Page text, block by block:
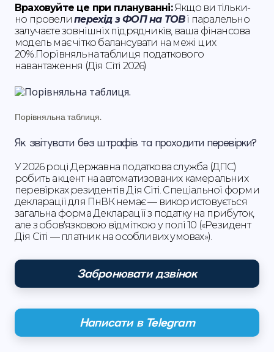
Враховуйте це при плануванні:Якщо ви тільки-
но провелиперехід з ФОП на ТОВі паралельно
залучаєте зовнішніх підрядників, ваша фінансова
модель має чітко балансувати на межі цих
20%.Порівняльна таблиця податкового
навантаження (Дія Сіті 2026)
Порівняльна таблиця.
Як звітувати без штрафів та проходити перевірки?
У 2026 році Державна податкова служба (ДПС)
робить акцент на автоматизованих камеральних
перевірках резидентів Дія Сіті. Спеціальної форми
декларації для ПнВК немає — використовується
загальна форма Декларації з податку на прибуток,
але з обов'язковою відміткою у полі 10 («Резидент
Дія Сіті — платник на особливих умовах»).
Забронювати дзвінок
Написати в Telegram